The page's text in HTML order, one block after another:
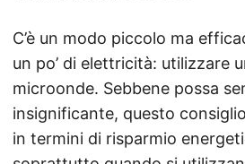
C’è un modo piccolo ma
un po’ di elettricità: utilizzare
microonde. Sebbene possa
insignificante, questo
in termini di risparmio